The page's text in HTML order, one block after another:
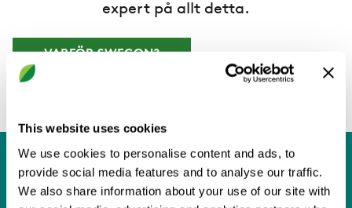
This website uses cookies
We use cookies to personalise content and ads, to
provide social media features and to analyse our traffic.
We also share information about your use of our site with
expert på allt detta.
VARFÖR SWEGON?
Du är inte ensam